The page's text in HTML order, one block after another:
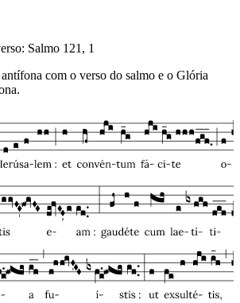
Salmo 121, 1
com o verso do salmo e o Glória